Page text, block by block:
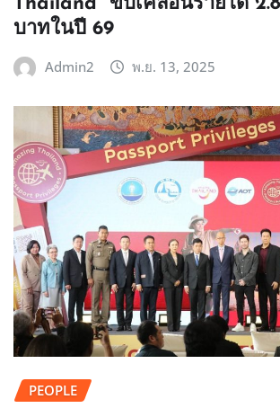
บาทในปี 69
Admin2 พ.ย. 13, 2025
PEOPLE